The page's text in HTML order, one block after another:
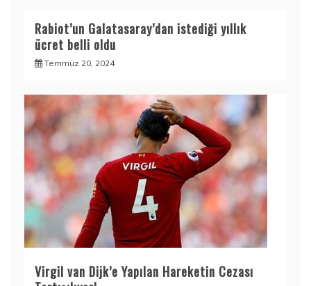
Rabiot’un Galatasaray’dan istediği yıllık
ücret belli oldu
Temmuz 20, 2024
Virgil van Dijk’e Yapılan Hareketin Cezası